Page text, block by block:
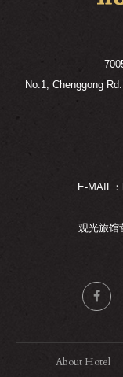
No.1, Chenggong
E-MAIL
观光旅馆
About Hotel